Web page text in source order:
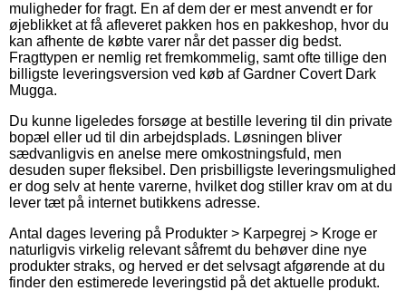
muligheder for fragt. En af dem der er mest anvendt er for
øjeblikket at få afleveret pakken hos en pakkeshop, hvor du
kan afhente de købte varer når det passer dig bedst.
Fragttypen er nemlig ret fremkommelig, samt ofte tillige den
billigste leveringsversion ved køb af Gardner Covert Dark
Mugga.
Du kunne ligeledes forsøge at bestille levering til din private
bopæl eller ud til din arbejdsplads. Løsningen bliver
sædvanligvis en anelse mere omkostningsfuld, men
desuden super fleksibel. Den prisbilligste leveringsmulighed
er dog selv at hente varerne, hvilket dog stiller krav om at du
lever tæt på internet butikkens adresse.
Antal dages levering på Produkter > Karpegrej > Kroge er
naturligvis virkelig relevant såfremt du behøver dine nye
produkter straks, og herved er det selvsagt afgørende at du
finder den estimerede leveringstid på det aktuelle produkt.